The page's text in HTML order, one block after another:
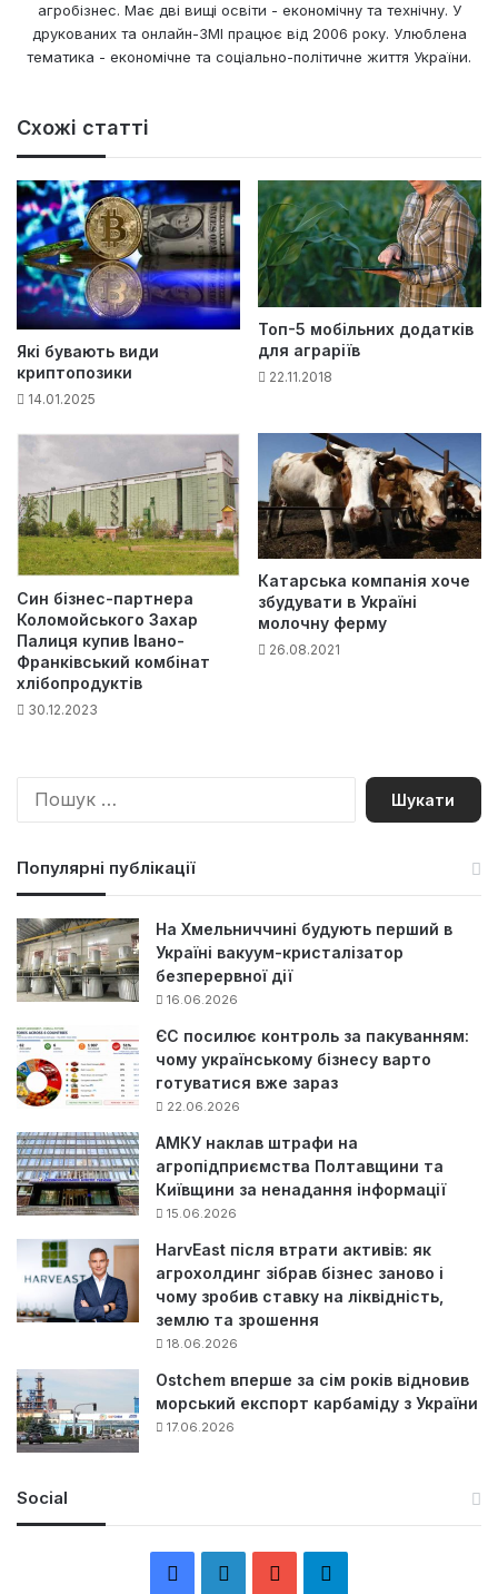
агробізнес. Має дві вищі освіти - економічну та технічну. У
друкованих та онлайн-ЗМІ працює від 2006 року. Улюблена
тематика - економічне та соціально-політичне життя України.
Схожі статті
Які бувають види
криптопозики
14.01.2025
Топ-5 мобільних додатків
для аграріїв
22.11.2018
Син бізнес-партнера
Коломойського Захар
Палиця купив Івано-
Франківський комбінат
хлібопродуктів
30.12.2023
Катарська компанія хоче
збудувати в Україні
молочну ферму
26.08.2021
П
Популярні публікації
На Хмельниччині будують перший в
Україні вакуум-кристалізатор
безперервної дії
16.06.2026
ЄС посилює контроль за пакуванням:
чому українському бізнесу варто
готуватися вже зараз
22.06.2026
АМКУ наклав штрафи на
агропідприємства Полтавщини та
Київщини за ненадання інформації
15.06.2026
HarvEast після втрати активів: як
агрохолдинг зібрав бізнес заново і
чому зробив ставку на ліквідність,
землю та зрошення
18.06.2026
Ostchem вперше за сім років відновив
морський експорт карбаміду з України
17.06.2026
Social